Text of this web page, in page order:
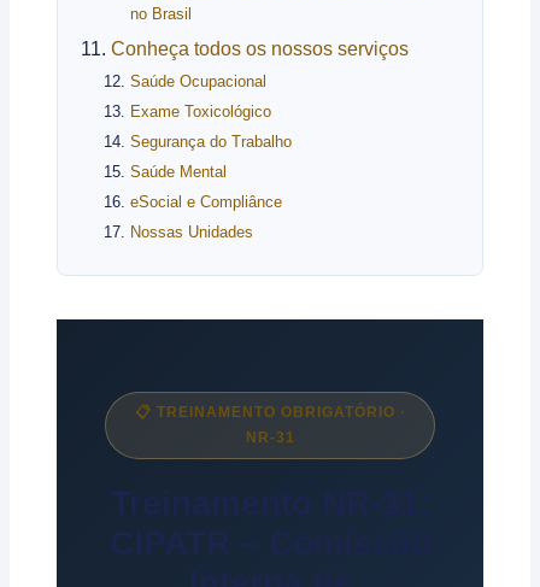
no Brasil
Conheça todos os nossos serviços
Saúde Ocupacional
Exame Toxicológico
Segurança do Trabalho
Saúde Mental
eSocial e Compliânce
Nossas Unidades
📋 TREINAMENTO OBRIGATÓRIO ·
NR-31
Treinamento NR-31:
CIPATR – Comissão